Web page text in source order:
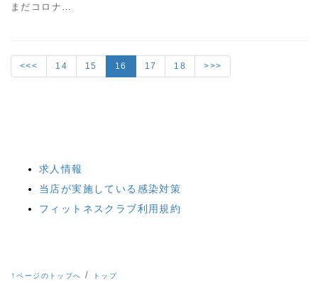
まだコロナ…
<<< 14 15 16 17 18 >>>
求人情報
当店が実施している感染対策
フィットネスクラブ利用規約
↑ページのトップへ / トップ